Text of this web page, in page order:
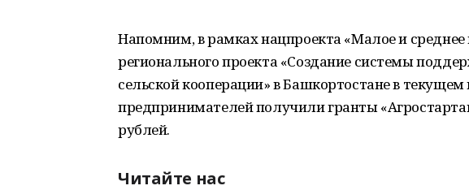
Напомним, в рамках нацпроекта «Малое и
регионального проекта «Создание системы
сельской кооперации» в Башкортостане в
предпринимателей получили гранты
рублей.
Читайте нас